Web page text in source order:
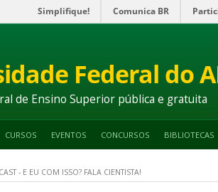
Simplifique! Comunica BR
Federal do
de Ensino Superior pública e gratuita
CURSOS EVENTOS CONCURSOS BIBLIOTECAS
- E EU COM ISSO? FALA CIENTISTA!